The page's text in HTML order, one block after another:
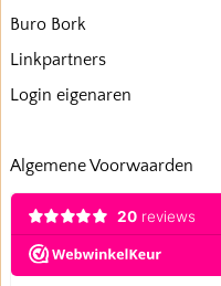
Buro Bork
Linkpartners
Login eigenaren
Algemene Voorwaarden